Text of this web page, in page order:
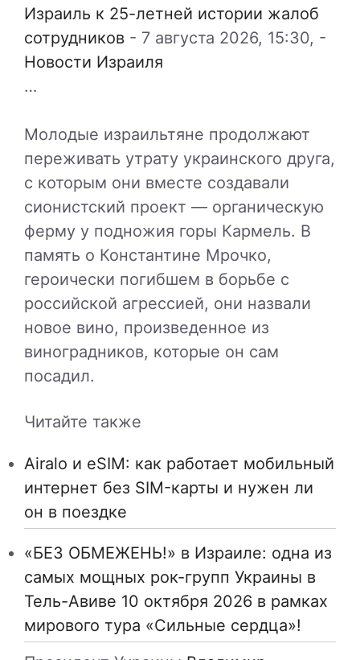
Израиль к 25-летней истории жалоб
сотрудников - 7 августа 2026, 15:30, -
Новости Израиля
…
Молодые израильтяне продолжают
переживать утрату украинского друга,
с которым они вместе создавали
сионистский проект — органическую
ферму у подножия горы Кармель. В
память о Константине Мрочко,
героически погибшем в борьбе с
российской агрессией, они назвали
новое вино, произведенное из
виноградников, которые он сам
посадил.
Читайте также
Airalo и eSIM: как работает мобильный
интернет без SIM-карты и нужен ли
он в поездке
«БЕЗ ОБМЕЖЕНЬ!» в Израиле: одна из
самых мощных рок-групп Украины в
Тель-Авиве 10 октября 2026 в рамках
мирового тура «Сильные сердца»!